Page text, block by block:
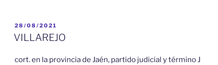
PUBLICADO
EL
28/08/2021
VILLAREJO
cort. en la provincia de Jaén, partido judicial y término J